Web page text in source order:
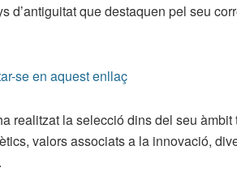
que destaquen pel seu
se en aquest enllaç
realitzat la selecció dins del seu
valors associats a la innovació,